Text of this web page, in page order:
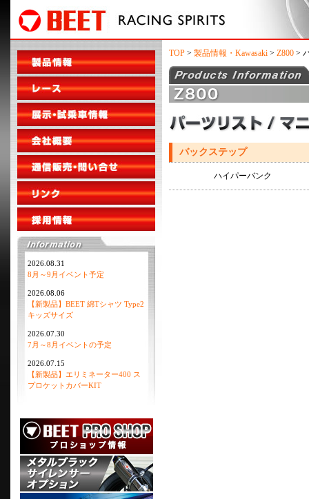
2026.08.31
8月～9月イベント予定
2026.08.06
【新製品】BEET 綿Tシャツ Type2
キッズサイズ
2026.07.30
7月～8月イベントの予定
2026.07.15
【新製品】エリミネーター400 ス
プロケットカバーKIT
TOP > 製品情報・Kawasaki > Z800 >
バックステップ
ハイパーバンク